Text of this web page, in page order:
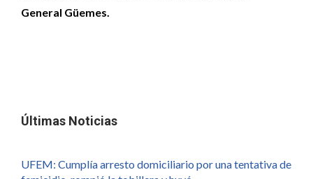
General Güemes.
Últimas Noticias
UFEM: Cumplía arresto domiciliario por una tentativa de